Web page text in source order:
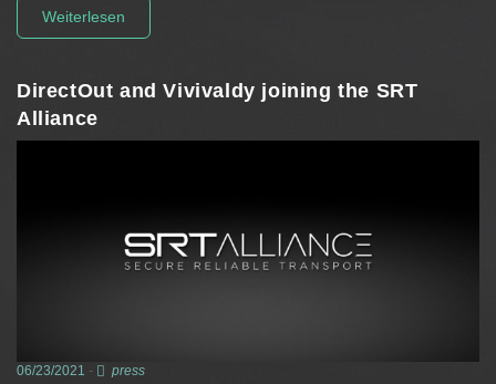
Weiterlesen
DirectOut and Vivivaldy joining the SRT
Alliance
06/23/2021 - press